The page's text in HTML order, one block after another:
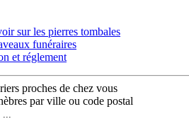
sur les pierres tombales
funéraires
et réglement
proches de chez vous
par ville ou code postal